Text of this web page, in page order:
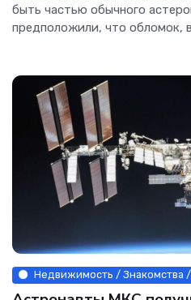
быть частью обычного
предположили, что обломок,
Недвижимость / Знакомства